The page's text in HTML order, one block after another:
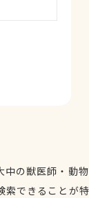
の獣医師・動物
できることが特